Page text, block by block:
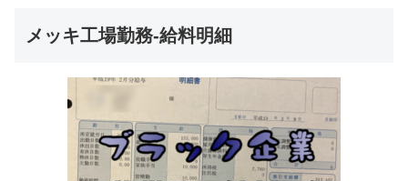
メッキ工場勤務-給料明細